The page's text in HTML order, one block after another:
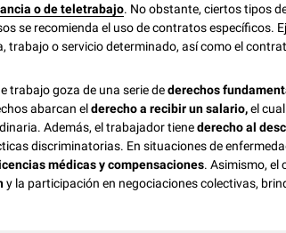
o de teletrabajo. No obstante, ciertos tipos
se recomienda el uso de contratos específicos.
trabajo o servicio determinado, así como el
trabajo goza de una serie dederechos
abarcan elderecho a recibir un salario,el
Además, el trabajador tienederecho al
discriminatorias. En situaciones de
médicas y compensaciones. Asimismo, el
y la participación en negociaciones colectivas,